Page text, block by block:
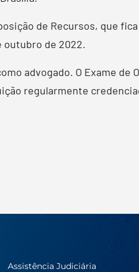
de Recursos, que
outubro de 2022.
advogado. O Exame de
regularmente
Assistência Judiciária